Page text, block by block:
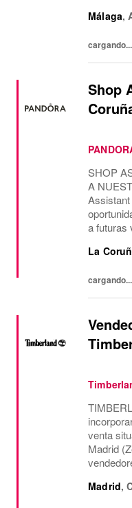
Guest
Málaga,
cargando...
Shop
SHOP
A
a futuras
La
cargando...
venta
Madrid
de
Madrid,